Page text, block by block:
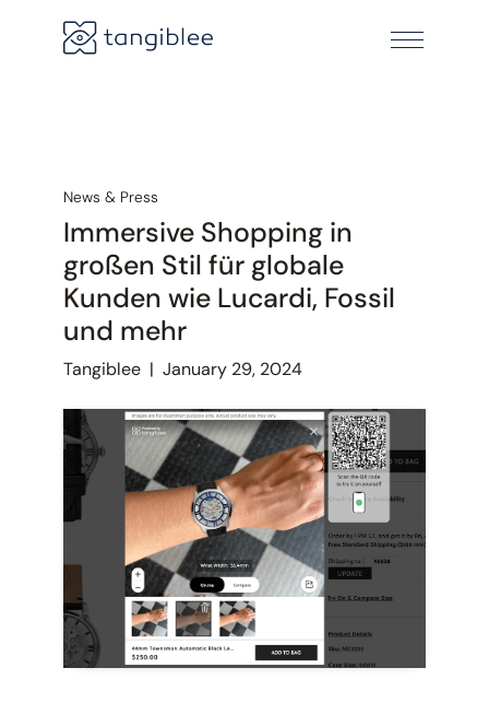
News & Press
Immersive Shopping in
großen Stil für globale
Kunden wie Lucardi, Fossil
und mehr
Tangiblee| January 29, 2024